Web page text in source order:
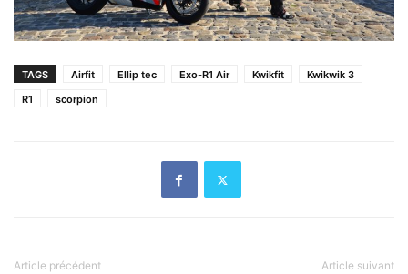
TAGS Airfit Ellip tec Exo-R1 Air Kwikfit
Kwikwik 3
R1
scorpion
Article précédent Article suivant